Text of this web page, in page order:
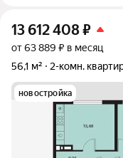
13 612 408₽
от 63 889 ₽ в месяц
56,1 м²
2-комн.
новостройка